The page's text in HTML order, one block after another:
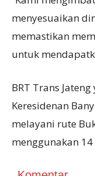
menyesuaikan
memastikan
untuk
BRT Trans
Keresidenan
melayani rute
menggunakan